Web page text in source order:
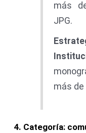
más
JPG.
Estrate
más de
4. Categoría: